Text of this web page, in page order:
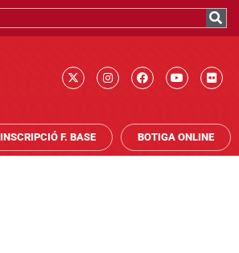
INSCRIPCIÓ F. BASE BOTIGA ONLINE